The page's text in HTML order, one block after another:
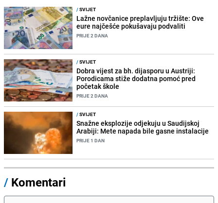
/SVIJET
Lažne novčanice preplavljuju tržište: Ove
eure najčešće pokušavaju podvaliti
PRIJE 2 DANA
/SVIJET
Dobra vijest za bh. dijasporu u Austriji:
Porodicama stiže dodatna pomoć pred
početak škole
PRIJE 2 DANA
/SVIJET
Snažne eksplozije odjekuju u Saudijskoj
Arabiji: Mete napada bile gasne instalacije
PRIJE 1 DAN
/ Komentari